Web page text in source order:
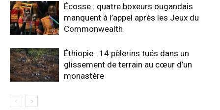
Écosse : quatre boxeurs ougandais
manquent à l’appel après les Jeux du
Commonwealth
Éthiopie : 14 pèlerins tués dans un
glissement de terrain au cœur d’un
monastère